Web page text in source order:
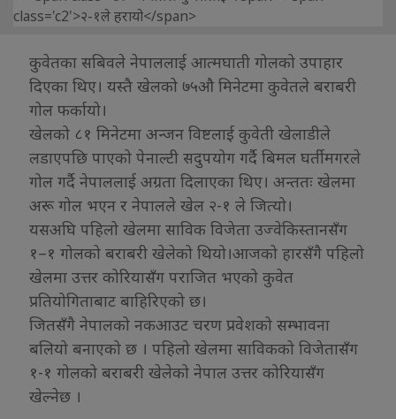
कुवेतका सबिवले नेपाललाई आत्मघाती गोलको उपाहार
दिएका थिए। यस्तै खेलको ७५औ मिनेटमा कुवेतले बराबरी
गोल फर्कायो।
खेलको ८१ मिनेटमा अन्जन विष्टलाई कुवेती खेलाडीले
लडाएपछि पाएको पेनाल्टी सदुपयोग गर्दै बिमल घर्तीमगरले
गोल गर्दै नेपाललाई अग्रता दिलाएका थिए। अन्ततः खेलमा
अरू गोल भएन र नेपालले खेल २-१ ले जित्यो।
यसअघि पहिलो खेलमा साविक विजेता उज्वेकिस्तानसँग
१–१ गोलको बराबरी खेलेको थियो।आजको हारसँगै पहिलो
खेलमा उत्तर कोरियासँग पराजित भएको कुवेत
प्रतियोगिताबाट बाहिरिएको छ।
जितसँगै नेपालको नकआउट चरण प्रवेशको सम्भावना
बलियो बनाएको छ । पहिलो खेलमा साविकको विजेतासँग
१-१ गोलको बराबरी खेलेको नेपाल उत्तर कोरियासँग
खेल्नेछ ।